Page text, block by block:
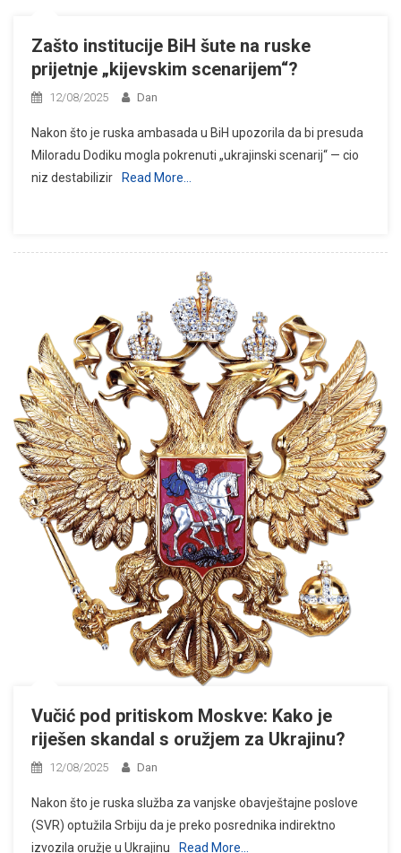
Zašto institucije BiH šute na ruske
prijetnje „kijevskim scenarijem“?
12/08/2025 Dan
Nakon što je ruska ambasada u BiH upozorila da bi presuda
Miloradu Dodiku mogla pokrenuti „ukrajinski scenarij“ — cio
niz destabilizir
Read More…
Vučić pod pritiskom Moskve: Kako je
riješen skandal s oružjem za Ukrajinu?
12/08/2025 Dan
Nakon što je ruska služba za vanjske obavještajne poslove
(SVR) optužila Srbiju da je preko posrednika indirektno
izvozila oružje u Ukrajinu
Read More…